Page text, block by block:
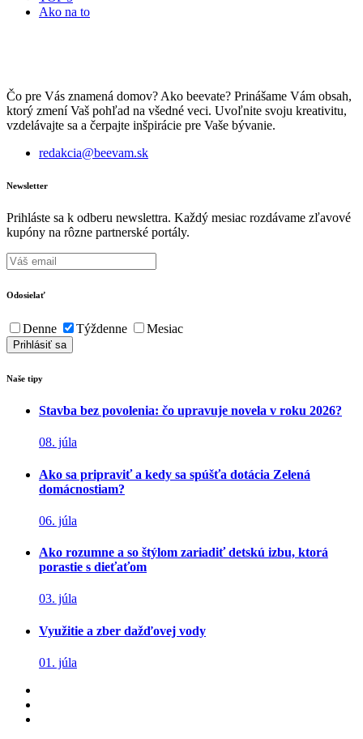
Ako na to
Čo pre Vás znamená domov? Ako beevate? Prinášame Vám obsah,
ktorý zmení Vaš pohľad na všedné veci. Uvoľnite svoju kreativitu,
vzdelávajte sa a čerpajte inšpirácie pre Vaše bývanie.
redakcia@beevam.sk
Newsletter
Prihláste sa k odberu newslettra. Každý mesiac rozdávame zľavové
kupóny na rôzne partnerské portály.
Odosielať
Denne Týždenne Mesiac
Naše tipy
Stavba bez povolenia: čo upravuje novela v roku 2026?
08. júla
Ako sa pripraviť a kedy sa spúšťa dotácia Zelená
domácnostiam?
06. júla
Ako rozumne a so štýlom zariadiť detskú izbu, ktorá
porastie s dieťaťom
03. júla
Využitie a zber dažďovej vody
01. júla